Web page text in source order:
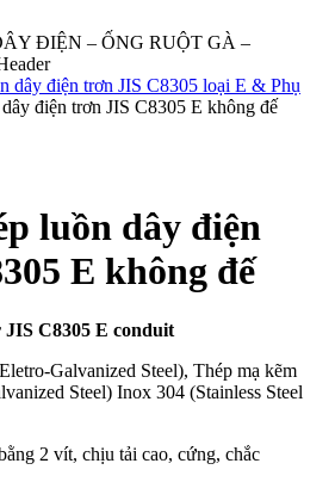
dây điện trơn JIS C8305 loại E & Phụ
điện trơn JIS C8305 E không đế
luồn dây điện
E không đế
C8305 E conduit
Galvanized Steel), Thép mạ kẽm
Steel) Inox 304 (Stainless Steel
2 vít, chịu tải cao, cứng, chắc